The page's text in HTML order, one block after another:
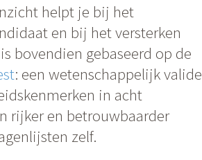
helpt je bij het
en bij het versterken
bovendien gebaseerd op de
: een wetenschappelijk valide
in acht
rijker en betrouwbaarder
zelf.